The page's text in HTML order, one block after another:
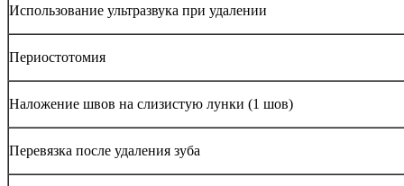
Использование ультразвука при удалении
Периостотомия
Наложение швов на слизистую лунки (1 шов)
Перевязка после удаления зуба